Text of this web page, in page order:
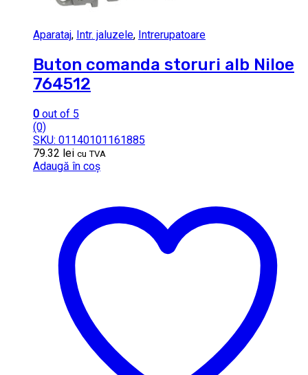
Aparataj, Intr. jaluzele, Intrerupatoare
Buton comanda storuri alb Niloe
764512
0 out of 5
(0)
SKU: 01140101161885
79.32 lei cu TVA
Adaugă în coș